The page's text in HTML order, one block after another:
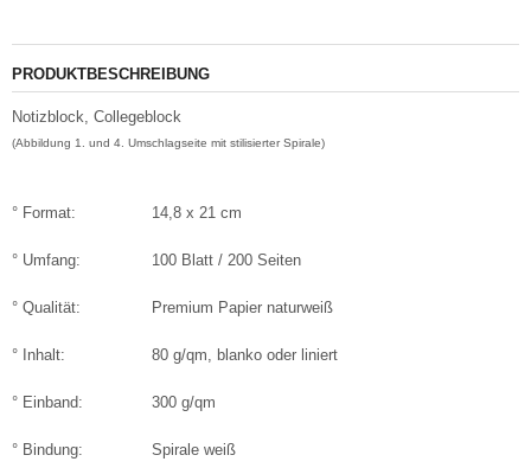
PRODUKTBESCHREIBUNG
Notizblock, Collegeblock
(Abbildung 1. und 4. Umschlagseite mit stilisierter Spirale)
° Format: 14,8 x 21 cm
° Umfang: 100 Blatt / 200 Seiten
° Qualität: Premium Papier naturweiß
° Inhalt: 80 g/qm, blanko oder liniert
° Einband: 300 g/qm
° Bindung: Spirale weiß